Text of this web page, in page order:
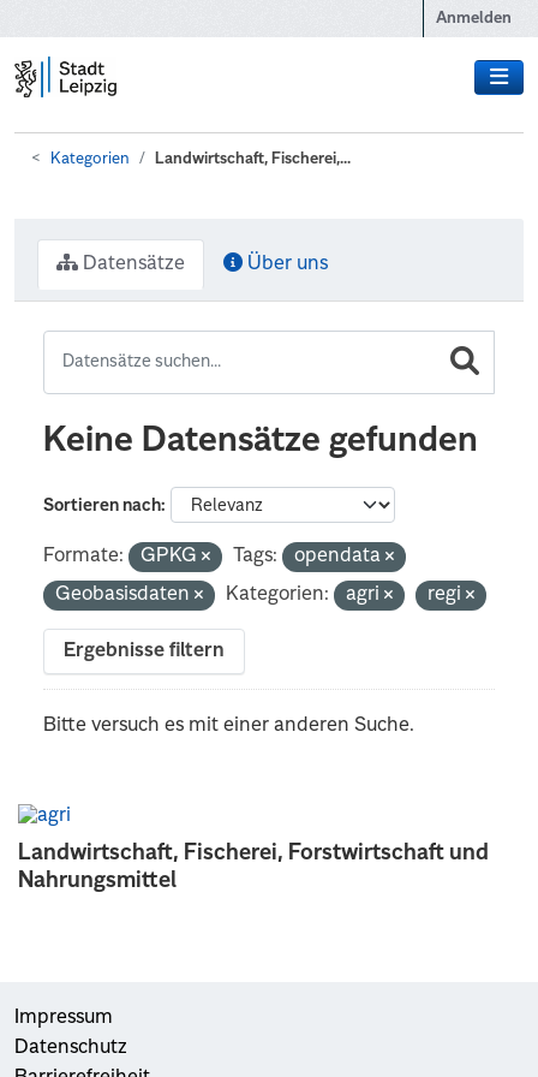
Anmelden
Kategorien Landwirtschaft, Fischerei,...
Landwirtschaft, Fischerei, Forstwirtschaft und
Nahrungsmittel
Datensätze Über uns
Keine Datensätze gefunden
Sortieren nach
Formate: GPKG Tags:
opendata
Geobasisdaten
Kategorien: agri regi
Ergebnisse filtern
Bitte versuch es mit einer anderen Suche.
Impressum
Datenschutz